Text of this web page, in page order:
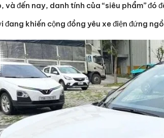
và đến nay, danh tính của “siêu phẩm” đó
đang khiến cộng đồng yêu xe điện đứng